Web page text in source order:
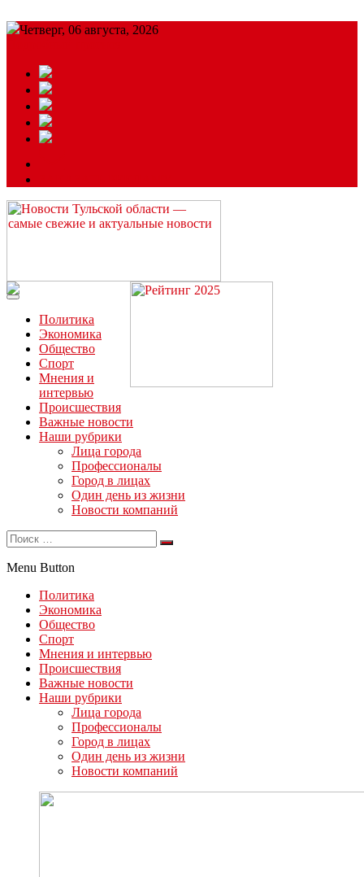
Четверг, 06 августа, 2026
Читайте последние новости дня в Тульской области на сайте
“ЗаНовомосковск”
Политика
Экономика
Общество
Спорт
Мнения и
интервью
Происшествия
Важные новости
Наши рубрики
Лица города
Профессионалы
Город в лицах
Один день из жизни
Новости компаний
Menu Button
Политика
Экономика
Общество
Спорт
Мнения и интервью
Происшествия
Важные новости
Наши рубрики
Лица города
Профессионалы
Город в лицах
Один день из жизни
Новости компаний